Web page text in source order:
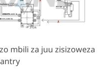
mbili za juu zisizoweza